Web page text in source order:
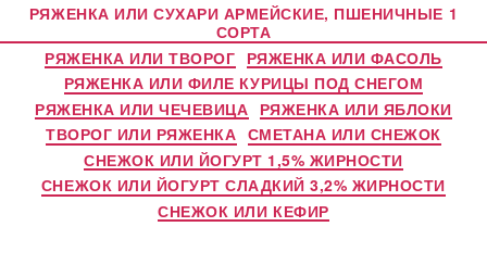
РЯЖЕНКА ИЛИ СУХАРИ АРМЕЙСКИЕ, ПШЕНИЧНЫЕ 1
СОРТА
РЯЖЕНКА ИЛИ ТВОРОГ РЯЖЕНКА ИЛИ ФАСОЛЬ
РЯЖЕНКА ИЛИ ФИЛЕ КУРИЦЫ ПОД СНЕГОМ
РЯЖЕНКА ИЛИ ЧЕЧЕВИЦА РЯЖЕНКА ИЛИ ЯБЛОКИ
ТВОРОГ ИЛИ РЯЖЕНКА СМЕТАНА ИЛИ СНЕЖОК
СНЕЖОК ИЛИ ЙОГУРТ 1,5% ЖИРНОСТИ
СНЕЖОК ИЛИ ЙОГУРТ СЛАДКИЙ 3,2% ЖИРНОСТИ
СНЕЖОК ИЛИ КЕФИР